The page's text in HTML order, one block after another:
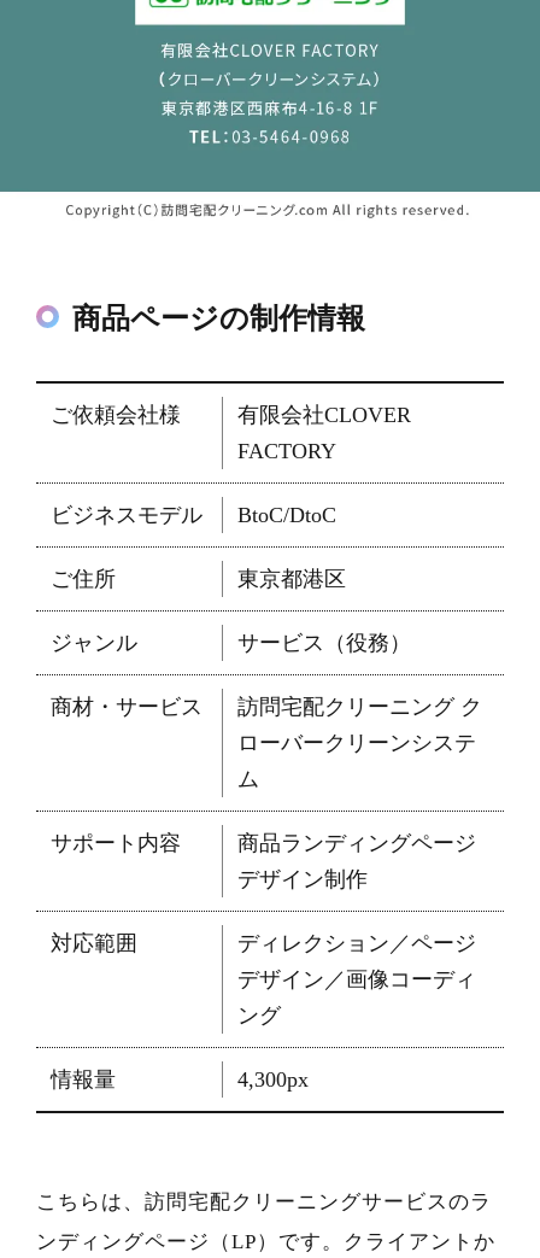
商品ページの制作情報
ご依頼会社様
有限会社CLOVER
FACTORY
ビジネスモデル BtoC/DtoC
ご住所 東京都港区
ジャンル サービス（役務）
商材・サービス
訪問宅配クリーニング ク
ローバークリーンシステ
ム
サポート内容
商品ランディングページ
デザイン制作
対応範囲
ディレクション／ページ
デザイン／画像コーディ
ング
情報量 4,300px
こちらは、訪問宅配クリーニングサービスのラ
ンディングページ（LP）です。クライアントか